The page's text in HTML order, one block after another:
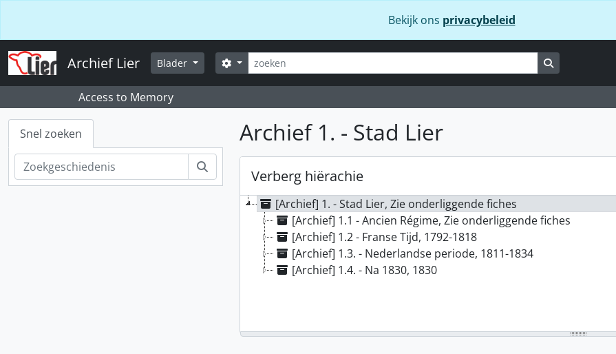
Bekijk ons privacybeleid
Archief Lier Blader Zoeken
Zoek opties Zoeken op
Access to Memory
Snel zoeken Archief 1. - Stad Lier
Verberg hiërachie
[Archief] 1. - Stad Lier, Zie onderliggende fiches
[Archief] 1.1 - Ancien Régime, Zie onderliggende fiches
[Archief] 1.2 - Franse Tijd, 1792-1818
[Archief] 1.3. - Nederlandse periode, 1811-1834
[Archief] 1.4. - Na 1830, 1830